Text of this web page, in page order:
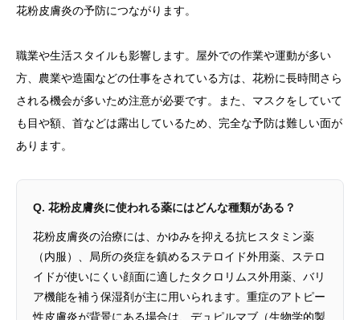
花粉皮膚炎の予防につながります。
職業や生活スタイルも影響します。屋外での作業や運動が多い
方、農業や造園などの仕事をされている方は、花粉に長時間さら
される機会が多いため注意が必要です。また、マスクをしていて
も目や額、首などは露出しているため、完全な予防は難しい面が
あります。
Q. 花粉皮膚炎に使われる薬にはどんな種類がある？
花粉皮膚炎の治療には、かゆみを抑える抗ヒスタミン薬
（内服）、局所の炎症を鎮めるステロイド外用薬、ステロ
イドが使いにくい顔面に適したタクロリムス外用薬、バリ
ア機能を補う保湿剤が主に用いられます。重症のアトピー
性皮膚炎が背景にある場合は、デュピルマブ（生物学的製